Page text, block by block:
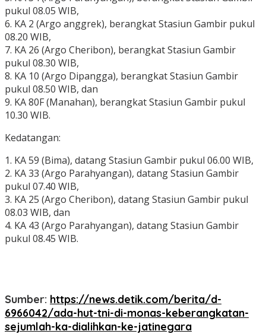
pukul 08.05 WIB,
6. KA 2 (Argo anggrek), berangkat Stasiun Gambir pukul
08.20 WIB,
7. KA 26 (Argo Cheribon), berangkat Stasiun Gambir
pukul 08.30 WIB,
8. KA 10 (Argo Dipangga), berangkat Stasiun Gambir
pukul 08.50 WIB, dan
9. KA 80F (Manahan), berangkat Stasiun Gambir pukul
10.30 WIB.
Kedatangan:
1. KA 59 (Bima), datang Stasiun Gambir pukul 06.00 WIB,
2. KA 33 (Argo Parahyangan), datang Stasiun Gambir
pukul 07.40 WIB,
3. KA 25 (Argo Cheribon), datang Stasiun Gambir pukul
08.03 WIB, dan
4. KA 43 (Argo Parahyangan), datang Stasiun Gambir
pukul 08.45 WIB.
Sumber: https://news.detik.com/berita/d-
6966042/ada-hut-tni-di-monas-keberangkatan-
sejumlah-ka-dialihkan-ke-jatinegara